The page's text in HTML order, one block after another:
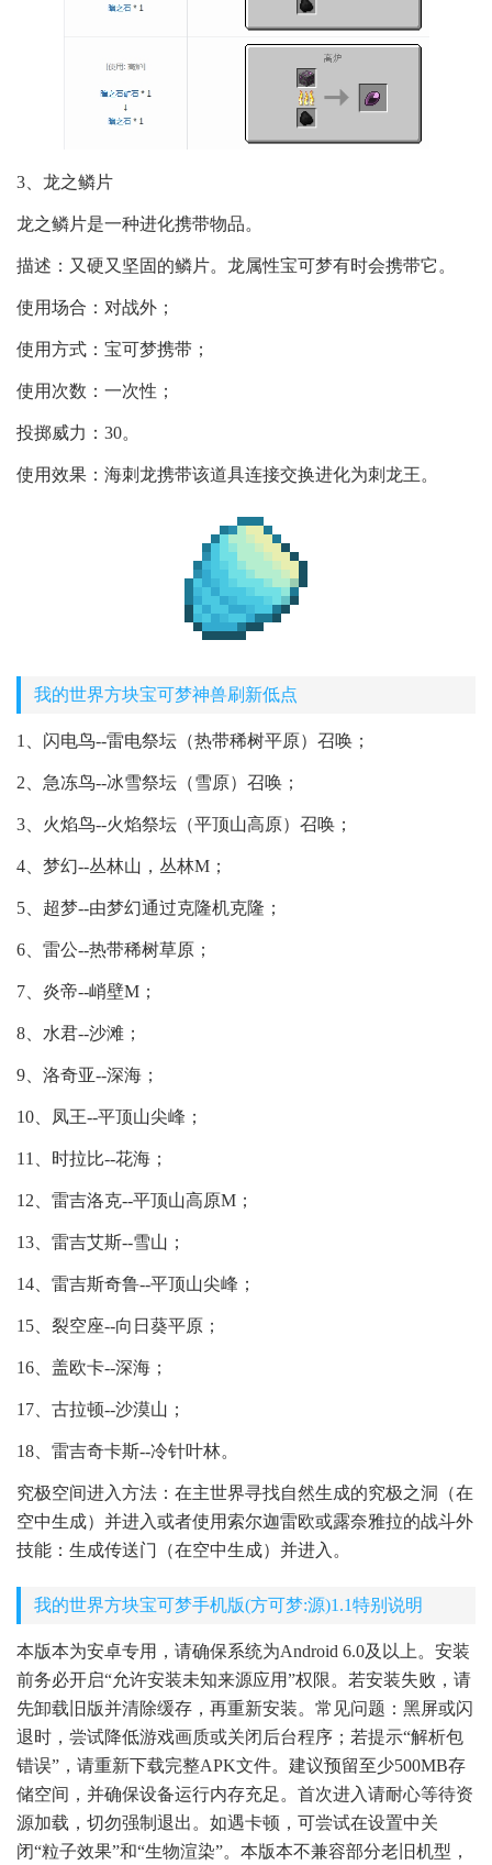
3、龙之鳞片
龙之鳞片是一种进化携带物品。
描述：又硬又坚固的鳞片。龙属性宝可梦有时会携带它。
使用场合：对战外；
使用方式：宝可梦携带；
使用次数：一次性；
投掷威力：30。
使用效果：海刺龙携带该道具连接交换进化为刺龙王。
我的世界方块宝可梦神兽刷新低点
1、闪电鸟--雷电祭坛（热带稀树平原）召唤；
2、急冻鸟--冰雪祭坛（雪原）召唤；
3、火焰鸟--火焰祭坛（平顶山高原）召唤；
4、梦幻--丛林山，丛林M；
5、超梦--由梦幻通过克隆机克隆；
6、雷公--热带稀树草原；
7、炎帝--峭壁M；
8、水君--沙滩；
9、洛奇亚--深海；
10、凤王--平顶山尖峰；
11、时拉比--花海；
12、雷吉洛克--平顶山高原M；
13、雷吉艾斯--雪山；
14、雷吉斯奇鲁--平顶山尖峰；
15、裂空座--向日葵平原；
16、盖欧卡--深海；
17、古拉顿--沙漠山；
18、雷吉奇卡斯--冷针叶林。
究极空间进入方法：在主世界寻找自然生成的究极之洞（在
空中生成）并进入或者使用索尔迦雷欧或露奈雅拉的战斗外
技能：生成传送门（在空中生成）并进入。
我的世界方块宝可梦手机版(方可梦:源)1.1特别说明
本版本为安卓专用，请确保系统为Android 6.0及以上。安装
前务必开启“允许安装未知来源应用”权限。若安装失败，请
先卸载旧版并清除缓存，再重新安装。常见问题：黑屏或闪
退时，尝试降低游戏画质或关闭后台程序；若提示“解析包
错误”，请重新下载完整APK文件。建议预留至少500MB存
储空间，并确保设备运行内存充足。首次进入请耐心等待资
源加载，切勿强制退出。如遇卡顿，可尝试在设置中关
闭“粒子效果”和“生物渲染”。本版本不兼容部分老旧机型，